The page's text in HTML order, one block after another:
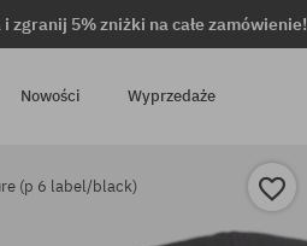
zgranij 5% zniżki na całe zamówienie!
Nowości Wyprzedaże
(p 6 label/black)